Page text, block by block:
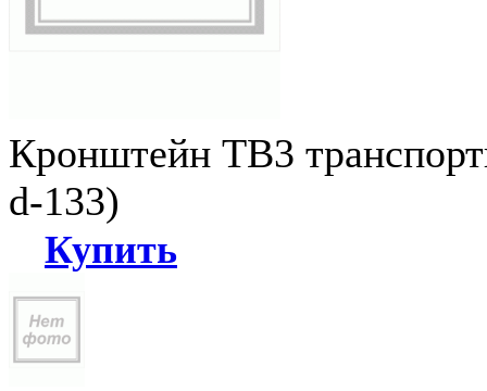
Кронштейн ТВ3
d-133)
Купить